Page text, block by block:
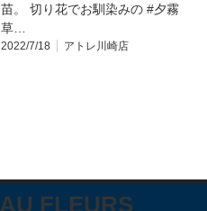
苗。 切り花でお馴染みの #夕霧
草…
2022/7/18 アトレ川崎店